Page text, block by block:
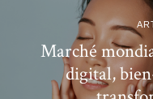
Marché
digital,